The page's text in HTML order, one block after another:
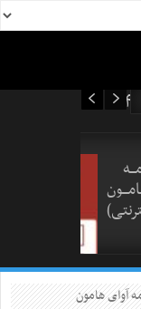
آوای هامون